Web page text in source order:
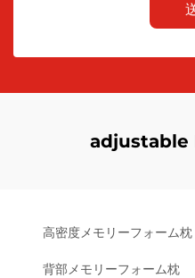
adjustable
高密度メモリーフォーム枕
背部メモリーフォーム枕